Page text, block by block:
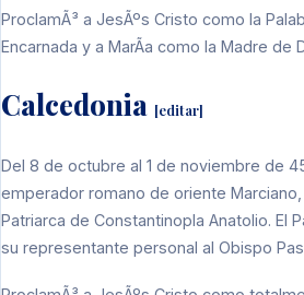
ProclamÃ³ a JesÃºs Cristo como la
Encarnada y a MarÃ­a como la Madre de
Calcedonia [editar]
Del 8 de octubre al 1 de noviembre de
emperador romano de oriente Marciano
Patriarca de Constantinopla Anatolio. El
su representante personal al Obispo